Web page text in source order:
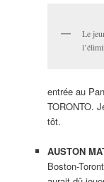
Le
entrée au
TORONTO.
tôt.
AUSTON
Boston-